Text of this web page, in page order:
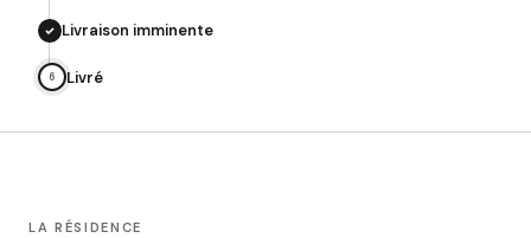
Livraison imminente
6 Livré
LA RÉSIDENCE